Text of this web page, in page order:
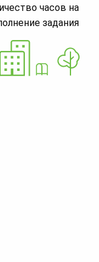
часов на
задания